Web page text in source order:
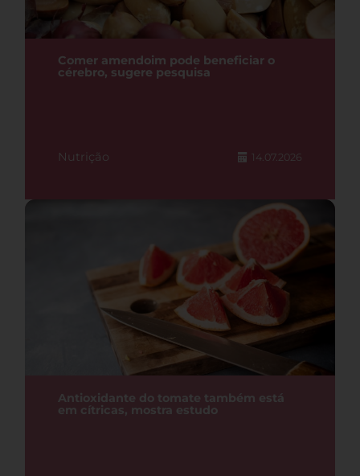
Comer amendoim pode beneficiar o
cérebro, sugere pesquisa
Nutrição 14.07.2026
Antioxidante do tomate também está
em cítricas, mostra estudo